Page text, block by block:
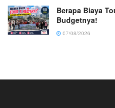
Berapa Biaya
Budgetnya!
07/08/2026